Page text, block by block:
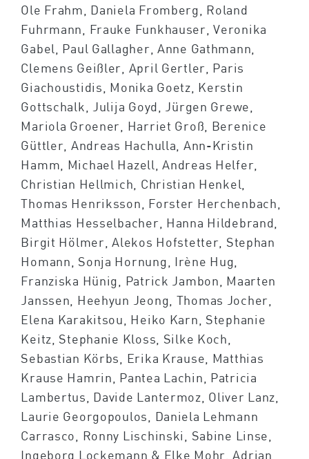
Ole Frahm, Daniela Fromberg, Roland
Fuhrmann, Frauke Funkhauser, Veronika
Gabel, Paul Gallagher, Anne Gathmann,
Clemens Geißler, April Gertler, Paris
Giachoustidis, Monika Goetz, Kerstin
Gottschalk, Julija Goyd, Jürgen Grewe,
Mariola Groener, Harriet Groß, Berenice
Güttler, Andreas Hachulla, Ann-Kristin
Hamm, Michael Hazell, Andreas Helfer,
Christian Hellmich, Christian Henkel,
Thomas Henriksson, Forster Herchenbach,
Matthias Hesselbacher, Hanna Hildebrand,
Birgit Hölmer, Alekos Hofstetter, Stephan
Homann, Sonja Hornung, Irène Hug,
Franziska Hünig, Patrick Jambon, Maarten
Janssen, Heehyun Jeong, Thomas Jocher,
Elena Karakitsou, Heiko Karn, Stephanie
Keitz, Stephanie Kloss, Silke Koch,
Sebastian Körbs, Erika Krause, Matthias
Krause Hamrin, Pantea Lachin, Patricia
Lambertus, Davide Lantermoz, Oliver Lanz,
Laurie Georgopoulos, Daniela Lehmann
Carrasco, Ronny Lischinski, Sabine Linse,
Ingeborg Lockemann & Elke Mohr, Adrian